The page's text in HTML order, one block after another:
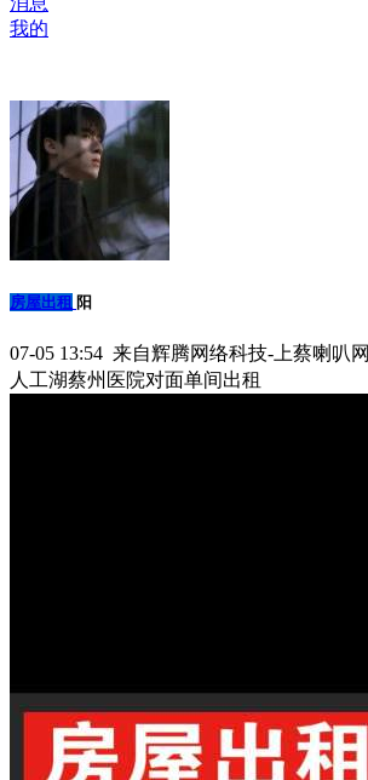
我的
房屋出租 阳
07-05 13:54 来自辉腾网络科技-上蔡喇叭网
人工湖蔡州医院对面单间出租